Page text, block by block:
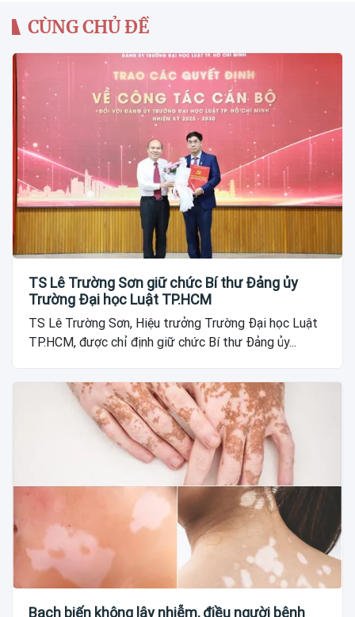
CÙNG CHỦ ĐỀ
TS Lê Trường Sơn giữ chức Bí thư Đảng ủy
Trường Đại học Luật TP.HCM
TS Lê Trường Sơn, Hiệu trưởng Trường Đại học Luật
TP.HCM, được chỉ định giữ chức Bí thư Đảng ủy...
Bạch biến không lây nhiễm, điều người bệnh